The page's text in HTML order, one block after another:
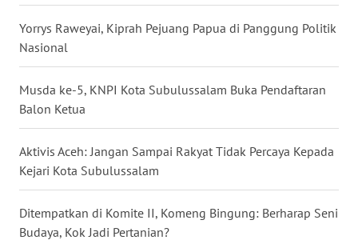
Yorrys Raweyai, Kiprah Pejuang Papua di Panggung Politik
Nasional
Musda ke-5, KNPI Kota Subulussalam Buka Pendaftaran
Balon Ketua
Aktivis Aceh: Jangan Sampai Rakyat Tidak Percaya Kepada
Kejari Kota Subulussalam
Ditempatkan di Komite II, Komeng Bingung: Berharap Seni
Budaya, Kok Jadi Pertanian?
WN
WN
JOGJA
WN
JATIM